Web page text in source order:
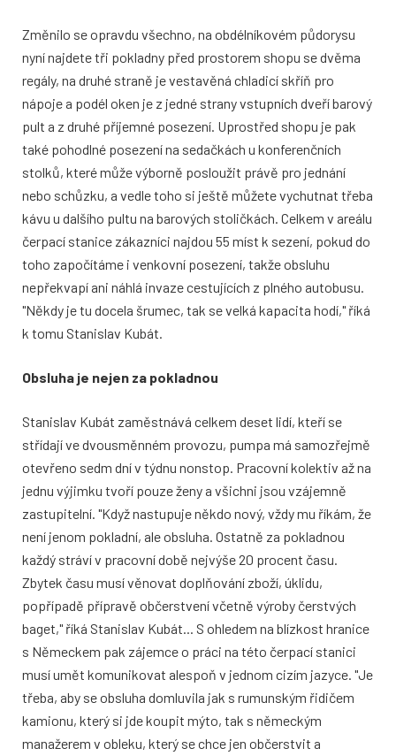
Změnilo se opravdu všechno, na obdélníkovém půdorysu
nyní najdete tři pokladny před prostorem shopu se dvěma
regály, na druhé straně je vestavěná chladicí skříň pro
nápoje a podél oken je z jedné strany vstupních dveří barový
pult a z druhé příjemné posezení. Uprostřed shopu je pak
také pohodlné posezení na sedačkách u konferenčních
stolků, které může výborně posloužit právě pro jednání
nebo schůzku, a vedle toho si ještě můžete vychutnat třeba
kávu u dalšího pultu na barových stoličkách. Celkem v areálu
čerpací stanice zákazníci najdou 55 míst k sezení, pokud do
toho započítáme i venkovní posezení, takže obsluhu
nepřekvapí ani náhlá invaze cestujících z plného autobusu.
"Někdy je tu docela šrumec, tak se velká kapacita hodí," říká
k tomu Stanislav Kubát.
Obsluha je nejen za pokladnou
Stanislav Kubát zaměstnává celkem deset lidí, kteří se
střídají ve dvousměnném provozu, pumpa má samozřejmě
otevřeno sedm dní v týdnu nonstop. Pracovní kolektiv až na
jednu výjimku tvoří pouze ženy a všichni jsou vzájemně
zastupitelní. "Když nastupuje někdo nový, vždy mu říkám, že
není jenom pokladní, ale obsluha. Ostatně za pokladnou
každý stráví v pracovní době nejvýše 20 procent času.
Zbytek času musí věnovat doplňování zboží, úklidu,
popřípadě přípravě občerstvení včetně výroby čerstvých
baget," říká Stanislav Kubát... S ohledem na blízkost hranice
s Německem pak zájemce o práci na této čerpací stanici
musí umět komunikovat alespoň v jednom cizím jazyce. "Je
třeba, aby se obsluha domluvila jak s rumunským řidičem
kamionu, který si jde koupit mýto, tak s německým
manažerem v obleku, který se chce jen občerstvit a